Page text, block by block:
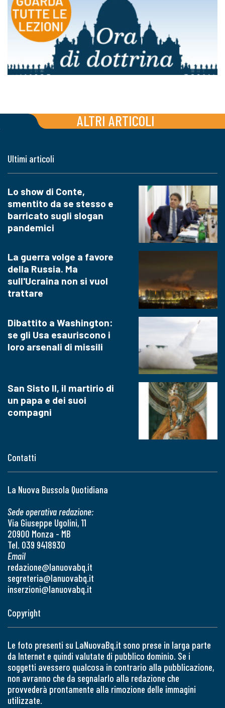
ALTRI ARTICOLI
Contatti
La Nuova Bussola Quotidiana
Sede operativa redazione:
Via Giuseppe Ugolini, 11
20900 Monza - MB
Tel. 039 9418930
Email
redazione@lanuovabq.it
segreteria@lanuovabq.it
inserzioni@lanuovabq.it
Ultimi articoli
Lo show di Conte,
smentito da se stesso e
barricato sugli slogan
pandemici
La guerra volge a favore
della Russia. Ma
sull'Ucraina non si vuol
trattare
Dibattito a Washington:
se gli Usa esauriscono i
loro arsenali di missili
San Sisto II, il martirio di
un papa e dei suoi
compagni
Copyright
Le foto presenti su LaNuovaBq.it sono prese in larga parte
da Internet e quindi valutate di pubblico dominio. Se i
soggetti avessero qualcosa in contrario alla pubblicazione,
non avranno che da segnalarlo alla redazione che
provvederà prontamente alla rimozione delle immagini
utilizzate.